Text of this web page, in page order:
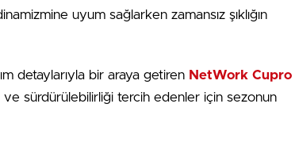
uyum sağlarken zamansız şıklığın
detaylarıyla bir araya getiren NetWork Cupro
sürdürülebilirliği tercih edenler için sezonun